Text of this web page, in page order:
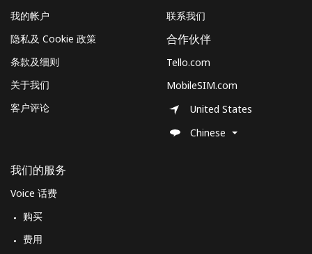
我的帐户
隐私及 Cookie 政策
条款及细则
关于我们
客户评论
我们的服务
Voice 话费
购买
费用
联系我们
合作伙伴
Tello.com
MobileSIM.com
United States
Chinese